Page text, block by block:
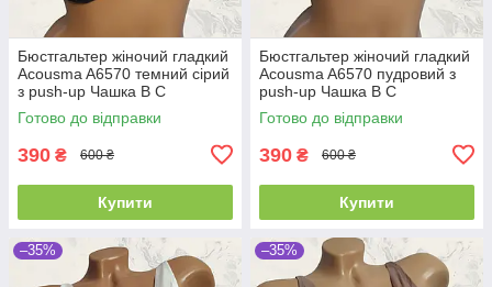
Бюстгальтер жіночий гладкий
Acousma A6570 темний сірий
з push-up Чашка B C
Готово до відправки
390 ₴ 600 ₴
Купити
Бюстгальтер жіночий гладкий
Acousma A6570 пудровий з
push-up Чашка B C
Готово до відправки
390 ₴ 600 ₴
Купити
–35% –35%